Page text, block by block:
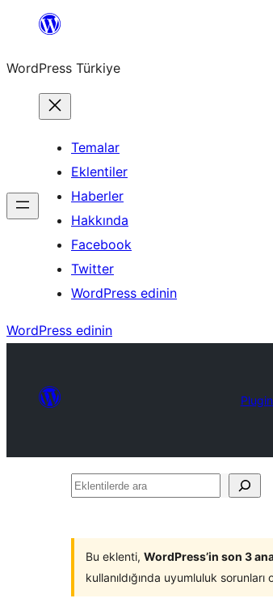
İçeriğe
WordPress Türkiye
Temalar
Eklentiler
Haberler
Hakkında
Facebook
Twitter
WordPress edinin
WordPress edinin
Eklentilerde
Bu eklenti, WordPress’in son 3
kullanıldığında uyumluluk sorunları